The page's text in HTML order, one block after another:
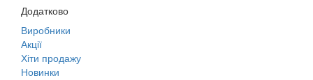
Додатково
Виробники
Акції
Хіти продажу
Новинки